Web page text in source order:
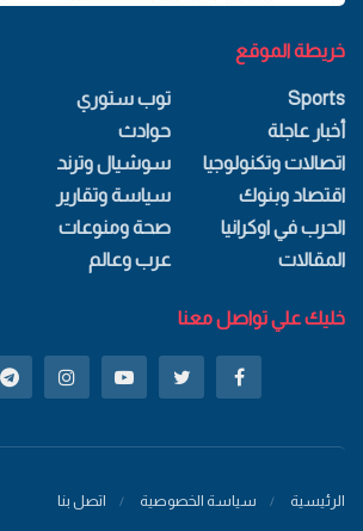
خريطة الموقع
Sports
أخبار عاجلة
اتصالات وتكنولوجيا
اقتصاد وبنوك
الحرب في اوكرانيا
المقالات
توب ستوري
حوادث
سوشيال وترند
سياسة وتقارير
صحة ومنوعات
عرب وعالم
خليك علي تواصل معنا
الرئيسية سياسة الخصوصية اتصل بنا